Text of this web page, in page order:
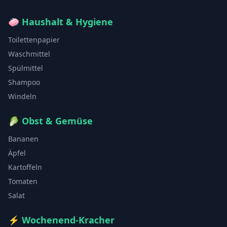
🧼 Haushalt & Hygiene
Toilettenpapier
Waschmittel
Spülmittel
Shampoo
Windeln
🥬 Obst & Gemüse
Bananen
Äpfel
Kartoffeln
Tomaten
Salat
⚡ Wochenend-Kracher